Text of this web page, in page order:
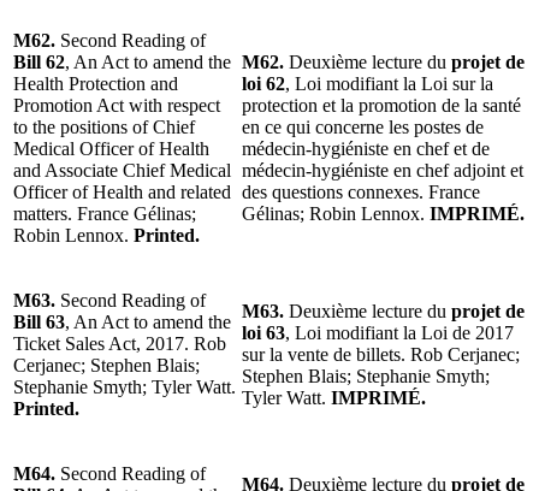
M62. Second Reading of
Bill 62, An Act to amend the
Health Protection and
Promotion Act with respect
to the positions of Chief
Medical Officer of Health
and Associate Chief Medical
Officer of Health and related
matters. France Gélinas;
Robin Lennox. Printed.
M62. Deuxième lecture du projet de
loi 62, Loi modifiant la Loi sur la
protection et la promotion de la santé
en ce qui concerne les postes de
médecin-hygiéniste en chef et de
médecin-hygiéniste en chef adjoint et
des questions connexes. France
Gélinas; Robin Lennox. IMPRIMÉ.
M63. Second Reading of
Bill 63, An Act to amend the
Ticket Sales Act, 2017. Rob
Cerjanec; Stephen Blais;
Stephanie Smyth; Tyler Watt.
Printed.
M63. Deuxième lecture du projet de
loi 63, Loi modifiant la Loi de 2017
sur la vente de billets. Rob Cerjanec;
Stephen Blais; Stephanie Smyth;
Tyler Watt. IMPRIMÉ.
M64. Second Reading of
M64. Deuxième lecture du projet de